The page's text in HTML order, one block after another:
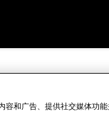
容和广告、提供社交媒体功